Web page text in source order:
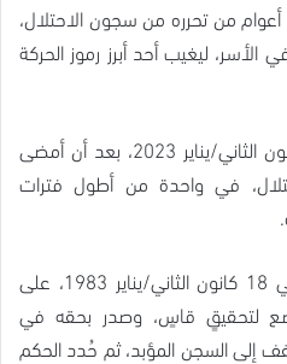
من تحرره من سجون الاحتلال،
في الأسر، ليغيب أحد أبرز رموز الحركة
وكان يونس قد تحرر في 19 كانون الثاني/يناير 2023، بعد أن أمضى
في واحدة من أطول فترات
واعتقل الاحتلال ماهر يونس في 18 كانون الثاني/يناير 1983، على
لتحقيقٍ قاسٍ، وصدر بحقه في
إلى السجن المؤبد، ثم حُدد الحكم